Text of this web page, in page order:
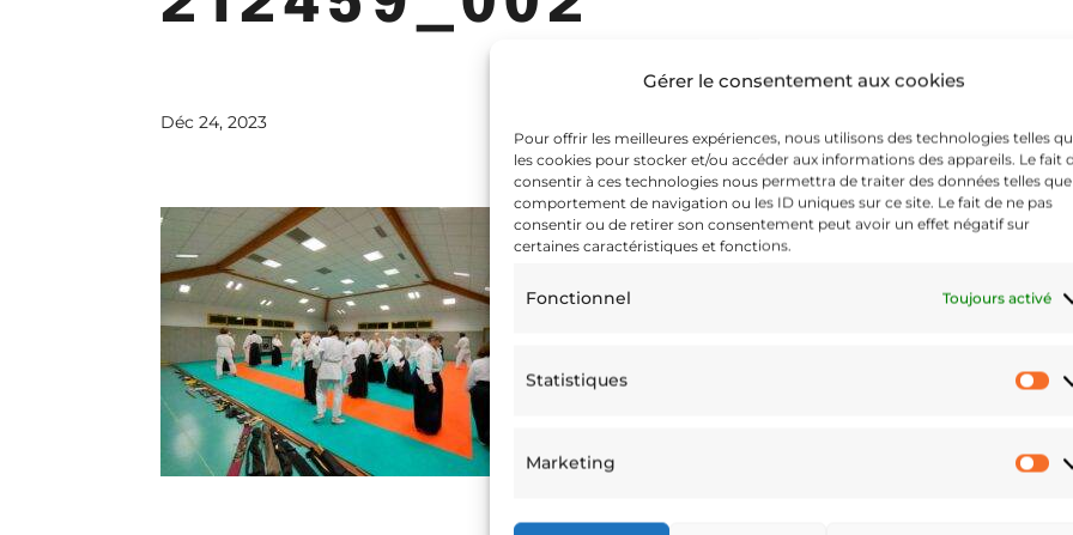
Gérer le consentement aux cookies
Pour offrir les meilleures expériences, nous utilisons des technologies telles
les cookies pour stocker et/ou accéder aux informations des appareils. Le fait
consentir à ces technologies nous permettra de traiter des données telles
comportement de navigation ou les ID uniques sur ce site. Le fait de ne pas
consentir ou de retirer son consentement peut avoir un effet négatif sur
certaines caractéristiques et fonctions.
Fonctionnel Toujours activé
Statistiques
Marketing
Déc 24, 2023